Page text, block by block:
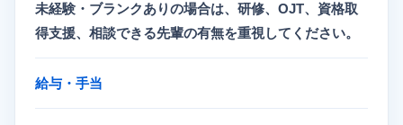
未経験・ブランクありの場合は、研修、OJT、資格取
得支援、相談できる先輩の有無を重視してください。
給与・手当